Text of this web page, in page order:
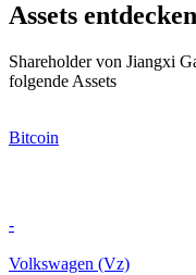
Assets entdecken
Shareholder von Jiangxi
folgende Assets
Bitcoin
-
Volkswagen (Vz)